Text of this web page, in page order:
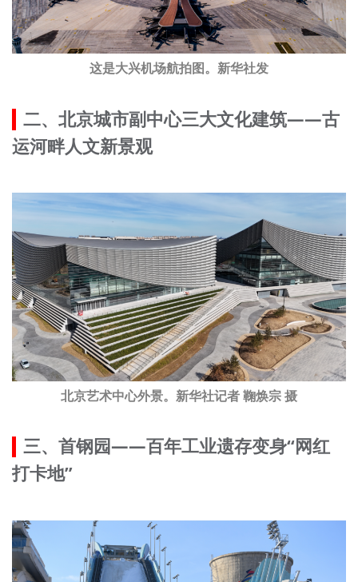
这是大兴机场航拍图。新华社发
二、北京城市副中心三大文化建筑——古
运河畔人文新景观
北京艺术中心外景。新华社记者 鞠焕宗 摄
三、首钢园——百年工业遗存变身“网红
打卡地”